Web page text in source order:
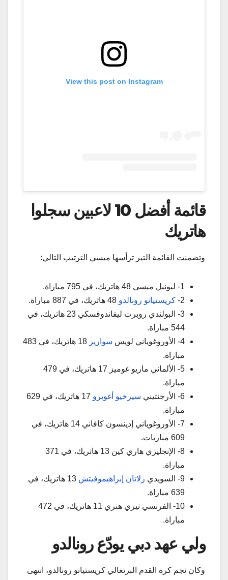
View this post on Instagram
قائمة أفضل 10 لاعبين سجلوا
هاتريك
وتضمنت القائمة التير ترأسها ميسي الترتيب التالي:
1- ليونيل ميسي 48 هاتريك، في 795 مباراة.
2- كريستيانو رونالدو
3- البولندي روبرت ليفاندوفسكي 23 هاتريك، في
544 مباراة.
4- الأوروغوياني لويس
سواريز
18 هاتريك، في 483
مباراة.
5- الألماني ماريو غوميز 17 هاتريك، في 479
مباراة.
6- الأرجنتيني
سيرخيو أغويرو
17 هاتريك، في 629
مباراة.
7- الأوروغوياني إدينسون كافاني 14 هاتريك، في
609 مباريات.
8- الإنجليزي هاري كين 13 هاتريك، في 371
مباراة.
9- السويدي
زلاتان إبراهيموفيتش
13 هاتريك، في
639 مباراة.
10- الفرنسي تيري هنري 11 هاتريك، في 472
مباراة.
ولي عهد دبي يودّع رونالدو
وكان نجم كرة القدم البرتغالي كريستيانو رونالدو، انتهى